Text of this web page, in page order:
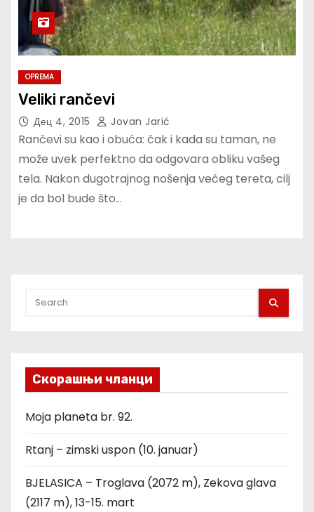
OPREMA
Veliki rančevi
Дец 4, 2015 Jovan Jarić
Rančevi su kao i obuća: čak i kada su taman, ne
može uvek perfektno da odgovara obliku vašeg
tela. Nakon dugotrajnog nošenja većeg tereta, cilj
je da bol bude što…
Скорашњи чланци
Moja planeta br. 92.
Rtanj – zimski uspon (10. januar)
BJELASICA – Troglava (2072 m), Zekova glava
(2117 m), 13-15. mart